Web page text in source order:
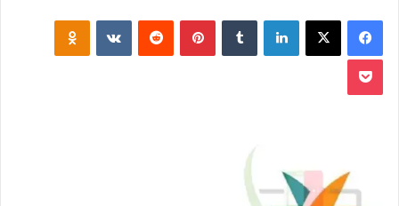
فيسبوك لينكدإن بينتيريست